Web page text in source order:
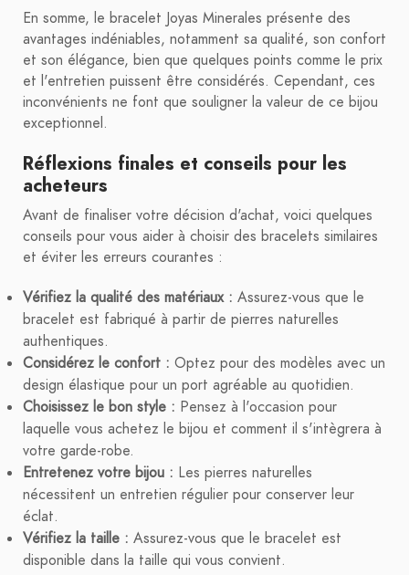
En somme, le bracelet Joyas Minerales présente des
avantages indéniables, notamment sa qualité, son confort
et son élégance, bien que quelques points comme le prix
et l'entretien puissent être considérés. Cependant, ces
inconvénients ne font que souligner la valeur de ce bijou
exceptionnel.
Réflexions finales et conseils pour les
acheteurs
Avant de finaliser votre décision d'achat, voici quelques
conseils pour vous aider à choisir des bracelets similaires
et éviter les erreurs courantes :
Vérifiez la qualité des matériaux : Assurez-vous que le
bracelet est fabriqué à partir de pierres naturelles
authentiques.
Considérez le confort : Optez pour des modèles avec un
design élastique pour un port agréable au quotidien.
Choisissez le bon style : Pensez à l'occasion pour
laquelle vous achetez le bijou et comment il s'intègrera à
votre garde-robe.
Entretenez votre bijou : Les pierres naturelles
nécessitent un entretien régulier pour conserver leur
éclat.
Vérifiez la taille : Assurez-vous que le bracelet est
disponible dans la taille qui vous convient.